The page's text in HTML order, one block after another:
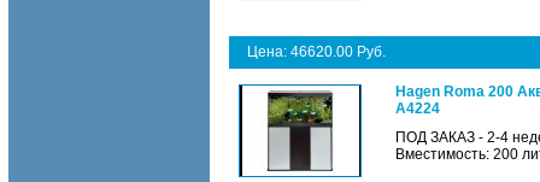
Цена: 46620.00 Руб.
Hagen Roma 200
A4224
ПОД ЗАКАЗ - 2-4
Вместимость: 200